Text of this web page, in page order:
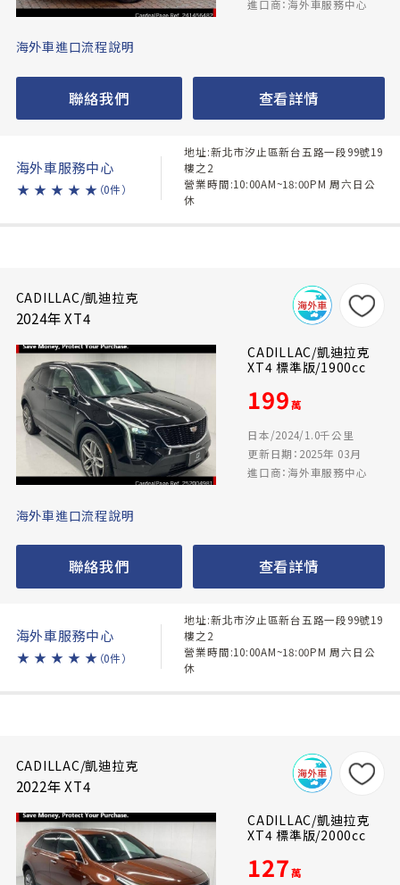
進口商：海外車服務中心
海外車進口流程說明
聯絡我們 查看詳情
海外車服務中心
★ ★ ★ ★ ★ （0件）
地址:新北市汐止區新台五路一段99號19
樓之2
營業時間:10:00AM~18:00PM 周六日公
休
CADILLAC/凱迪拉克
2024年 XT4
CADILLAC/凱迪拉克
XT4 標準版/1900cc
199萬
日本/2024/1.0千公里
更新日期：2025年 03月
進口商：海外車服務中心
海外車進口流程說明
聯絡我們 查看詳情
海外車服務中心
★ ★ ★ ★ ★ （0件）
地址:新北市汐止區新台五路一段99號19
樓之2
營業時間:10:00AM~18:00PM 周六日公
休
CADILLAC/凱迪拉克
2022年 XT4
CADILLAC/凱迪拉克
XT4 標準版/2000cc
127萬